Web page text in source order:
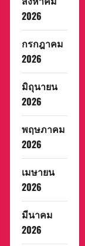
2026
กรกฎาคม
2026
มิถุนายน
2026
พฤษภาคม
2026
เมษายน
2026
มีนาคม
2026